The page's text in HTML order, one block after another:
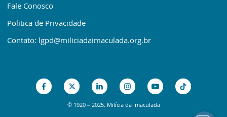
Fale Conosco
Politica de Privacidade
Contato: lgpd@miliciadaimaculada.org.br
© 1920 – 2025. Milícia da Imaculada